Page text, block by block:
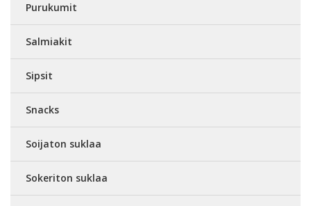
Purukumit
Salmiakit
Sipsit
Snacks
Soijaton suklaa
Sokeriton suklaa